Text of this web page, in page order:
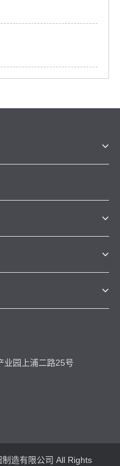
业园上浦二路25号
造有限公司 All Rights